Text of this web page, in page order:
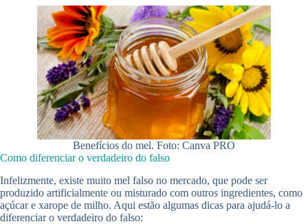
Benefícios do mel. Foto: Canva PRO
Como diferenciar o verdadeiro do falso
Infelizmente, existe muito mel falso no mercado, que pode ser
produzido artificialmente ou misturado com outros ingredientes, como
açúcar e xarope de milho. Aqui estão algumas dicas para ajudá-lo a
diferenciar o verdadeiro do falso: